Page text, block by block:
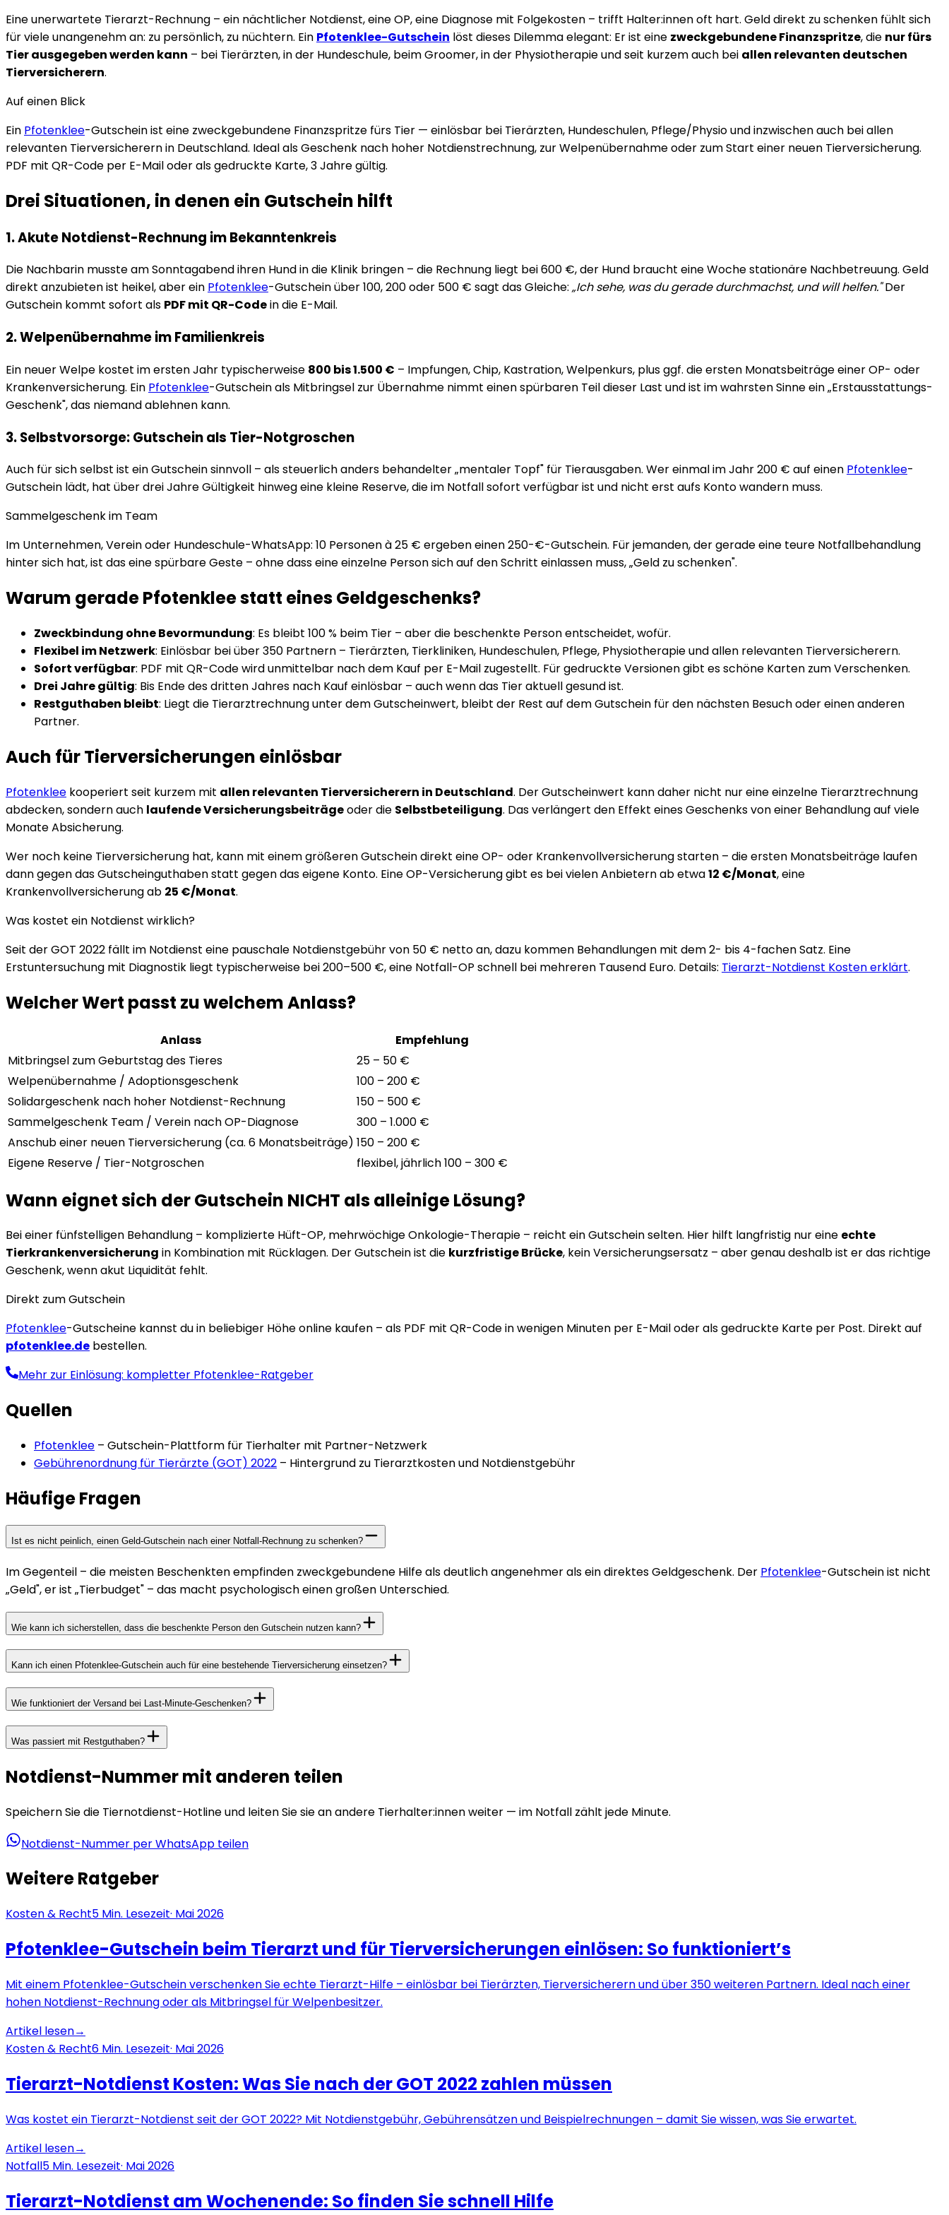
Eine unerwartete Tierarzt-Rechnung – ein nächtlicher Notdienst, eine OP, eine Diagnose mit Folgekosten – trifft Halter:innen oft hart. Geld direkt zu schenken fühlt sich
für viele unangenehm an: zu persönlich, zu nüchtern. Ein Pfotenklee-Gutschein löst dieses Dilemma elegant: Er ist eine zweckgebundene Finanzspritze, die nur fürs
Tier ausgegeben werden kann – bei Tierärzten, in der Hundeschule, beim Groomer, in der Physiotherapie und seit kurzem auch bei allen relevanten deutschen
Tierversicherern.
Auf einen Blick
Ein Pfotenklee-Gutschein ist eine zweckgebundene Finanzspritze fürs Tier — einlösbar bei Tierärzten, Hundeschulen, Pflege/Physio und inzwischen auch bei allen
relevanten Tierversicherern in Deutschland. Ideal als Geschenk nach hoher Notdienstrechnung, zur Welpenübernahme oder zum Start einer neuen Tierversicherung.
PDF mit QR-Code per E-Mail oder als gedruckte Karte, 3 Jahre gültig.
Drei Situationen, in denen ein Gutschein hilft
1. Akute Notdienst-Rechnung im Bekanntenkreis
Die Nachbarin musste am Sonntagabend ihren Hund in die Klinik bringen – die Rechnung liegt bei 600 €, der Hund braucht eine Woche stationäre Nachbetreuung. Geld
direkt anzubieten ist heikel, aber ein Pfotenklee-Gutschein über 100, 200 oder 500 € sagt das Gleiche: „Ich sehe, was du gerade durchmachst, und will helfen."Der
Gutschein kommt sofort als PDF mit QR-Codein die E-Mail.
2. Welpenübernahme im Familienkreis
Ein neuer Welpe kostet im ersten Jahr typischerweise 800 bis 1.500 € – Impfungen, Chip, Kastration, Welpenkurs, plus ggf. die ersten Monatsbeiträge einer OP- oder
Krankenversicherung. Ein Pfotenklee-Gutschein als Mitbringsel zur Übernahme nimmt einen spürbaren Teil dieser Last und ist im wahrsten Sinne ein „Erstausstattungs-
Geschenk", das niemand ablehnen kann.
3. Selbstvorsorge: Gutschein als Tier-Notgroschen
Auch für sich selbst ist ein Gutschein sinnvoll – als steuerlich anders behandelter „mentaler Topf" für Tierausgaben. Wer einmal im Jahr 200 € auf einen Pfotenklee-
Gutschein lädt, hat über drei Jahre Gültigkeit hinweg eine kleine Reserve, die im Notfall sofort verfügbar ist und nicht erst aufs Konto wandern muss.
Sammelgeschenk im Team
Im Unternehmen, Verein oder Hundeschule-WhatsApp: 10 Personen à 25 € ergeben einen 250-€-Gutschein. Für jemanden, der gerade eine teure Notfallbehandlung
hinter sich hat, ist das eine spürbare Geste – ohne dass eine einzelne Person sich auf den Schritt einlassen muss, „Geld zu schenken".
Warum gerade Pfotenklee statt eines Geldgeschenks?
Zweckbindung ohne Bevormundung: Es bleibt 100 % beim Tier – aber die beschenkte Person entscheidet, wofür.
Flexibel im Netzwerk: Einlösbar bei über 350 Partnern – Tierärzten, Tierkliniken, Hundeschulen, Pflege, Physiotherapie und allen relevanten Tierversicherern.
Sofort verfügbar: PDF mit QR-Code wird unmittelbar nach dem Kauf per E-Mail zugestellt. Für gedruckte Versionen gibt es schöne Karten zum Verschenken.
Drei Jahre gültig: Bis Ende des dritten Jahres nach Kauf einlösbar – auch wenn das Tier aktuell gesund ist.
Restguthaben bleibt: Liegt die Tierarztrechnung unter dem Gutscheinwert, bleibt der Rest auf dem Gutschein für den nächsten Besuch oder einen anderen
Partner.
Auch für Tierversicherungen einlösbar
Pfotenklee kooperiert seit kurzem mit allen relevanten Tierversicherern in Deutschland. Der Gutscheinwert kann daher nicht nur eine einzelne Tierarztrechnung
abdecken, sondern auch laufende Versicherungsbeiträgeoder die Selbstbeteiligung. Das verlängert den Effekt eines Geschenks von einer Behandlung auf viele
Monate Absicherung.
Wer noch keine Tierversicherung hat, kann mit einem größeren Gutschein direkt eine OP- oder Krankenvollversicherung starten – die ersten Monatsbeiträge laufen
dann gegen das Gutscheinguthaben statt gegen das eigene Konto. Eine OP-Versicherung gibt es bei vielen Anbietern ab etwa12 €/Monat, eine
Krankenvollversicherung ab 25 €/Monat.
Was kostet ein Notdienst wirklich?
Seit der GOT 2022 fällt im Notdienst eine pauschale Notdienstgebühr von 50 € netto an, dazu kommen Behandlungen mit dem 2- bis 4-fachen Satz. Eine
Erstuntersuchung mit Diagnostik liegt typischerweise bei 200–500 €, eine Notfall-OP schnell bei mehreren Tausend Euro. Details: Tierarzt-Notdienst Kosten erklärt.
Welcher Wert passt zu welchem Anlass?
Anlass
Empfehlung
Mitbringsel zum Geburtstag des Tieres
25 – 50 €
Welpenübernahme / Adoptionsgeschenk
100 – 200 €
Solidargeschenk nach hoher Notdienst-Rechnung
150 – 500 €
Sammelgeschenk Team / Verein nach OP-Diagnose
300 – 1.000 €
Anschub einer neuen Tierversicherung (ca. 6 Monatsbeiträge) 150 – 200 €
Eigene Reserve / Tier-Notgroschen
flexibel, jährlich 100 – 300 €
Wann eignet sich der Gutschein NICHT als alleinige Lösung?
Bei einer fünfstelligen Behandlung – komplizierte Hüft-OP, mehrwöchige Onkologie-Therapie – reicht ein Gutschein selten. Hier hilft langfristig nur eine echte
Tierkrankenversicherung in Kombination mit Rücklagen. Der Gutschein ist die kurzfristige Brücke, kein Versicherungsersatz – aber genau deshalb ist er das richtige
Geschenk, wenn akut Liquidität fehlt.
Direkt zum Gutschein
Pfotenklee-Gutscheine kannst du in beliebiger Höhe online kaufen – als PDF mit QR-Code in wenigen Minuten per E-Mail oder als gedruckte Karte per Post. Direkt auf
pfotenklee.de bestellen.
Mehr zur Einlösung: kompletter Pfotenklee-Ratgeber
Quellen
Pfotenklee – Gutschein-Plattform für Tierhalter mit Partner-Netzwerk
Gebührenordnung für Tierärzte (GOT) 2022 – Hintergrund zu Tierarztkosten und Notdienstgebühr
Häufige Fragen
Ist es nicht peinlich, einen Geld-Gutschein nach einer Notfall-Rechnung zu schenken?
Im Gegenteil – die meisten Beschenkten empfinden zweckgebundene Hilfe als deutlich angenehmer als ein direktes Geldgeschenk. Der Pfotenklee-Gutschein ist nicht
„Geld", er ist „Tierbudget" – das macht psychologisch einen großen Unterschied.
Wie kann ich sicherstellen, dass die beschenkte Person den Gutschein nutzen kann?
Kann ich einen Pfotenklee-Gutschein auch für eine bestehende Tierversicherung einsetzen?
Wie funktioniert der Versand bei Last-Minute-Geschenken?
Was passiert mit Restguthaben?
Notdienst-Nummer mit anderen teilen
Speichern Sie die Tiernotdienst-Hotline und leiten Sie sie an andere Tierhalter:innen weiter — im Notfall zählt jede Minute.
Notdienst-Nummer per WhatsApp teilen
Weitere Ratgeber
Kosten & Recht5 Min. Lesezeit· Mai 2026
Pfotenklee-Gutschein beim Tierarzt und für Tierversicherungen einlösen: So funktioniert’s
Mit einem Pfotenklee-Gutschein verschenken Sie echte Tierarzt-Hilfe – einlösbar bei Tierärzten, Tierversicherern und über 350 weiteren Partnern. Ideal nach einer
hohen Notdienst-Rechnung oder als Mitbringsel für Welpenbesitzer.
Artikel lesen→
Kosten & Recht6 Min. Lesezeit· Mai 2026
Tierarzt-Notdienst Kosten: Was Sie nach der GOT 2022 zahlen müssen
Was kostet ein Tierarzt-Notdienst seit der GOT 2022? Mit Notdienstgebühr, Gebührensätzen und Beispielrechnungen – damit Sie wissen, was Sie erwartet.
Artikel lesen→
Notfall5 Min. Lesezeit· Mai 2026
Tierarzt-Notdienst am Wochenende: So finden Sie schnell Hilfe